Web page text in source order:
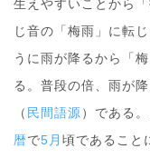
生えやすいことから「
じ音の「梅雨」に転
うに雨が降るから「
る。普段の倍、雨が
（ 民間語源）である
暦で5月 頃であること